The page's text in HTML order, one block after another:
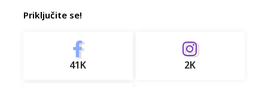
Priključite se!
41K 2K